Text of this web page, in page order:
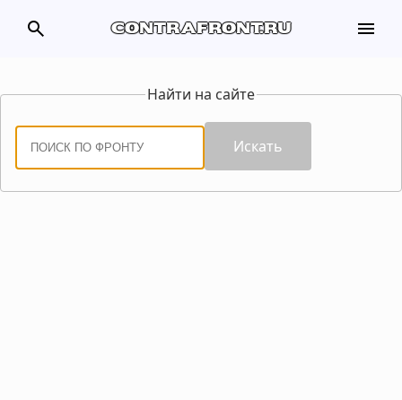
search contrafront.ru menu
Найти на сайте
Искать